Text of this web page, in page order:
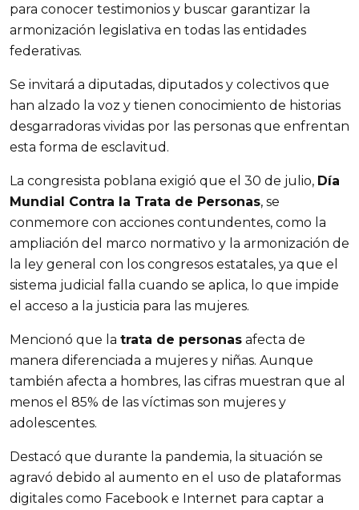
para conocer testimonios y buscar garantizar la
armonización legislativa en todas las entidades
federativas.
Se invitará a diputadas, diputados y colectivos que
han alzado la voz y tienen conocimiento de historias
desgarradoras vividas por las personas que enfrentan
esta forma de esclavitud.
La congresista poblana exigió que el 30 de julio, Día
Mundial Contra la Trata de Personas, se
conmemore con acciones contundentes, como la
ampliación del marco normativo y la armonización de
la ley general con los congresos estatales, ya que el
sistema judicial falla cuando se aplica, lo que impide
el acceso a la justicia para las mujeres.
Mencionó que la trata de personas afecta de
manera diferenciada a mujeres y niñas. Aunque
también afecta a hombres, las cifras muestran que al
menos el 85% de las víctimas son mujeres y
adolescentes.
Destacó que durante la pandemia, la situación se
agravó debido al aumento en el uso de plataformas
digitales como Facebook e Internet para captar a